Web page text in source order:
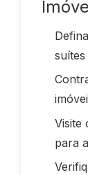
suítes
Visite
para